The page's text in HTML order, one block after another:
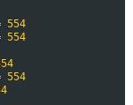
554
554
554